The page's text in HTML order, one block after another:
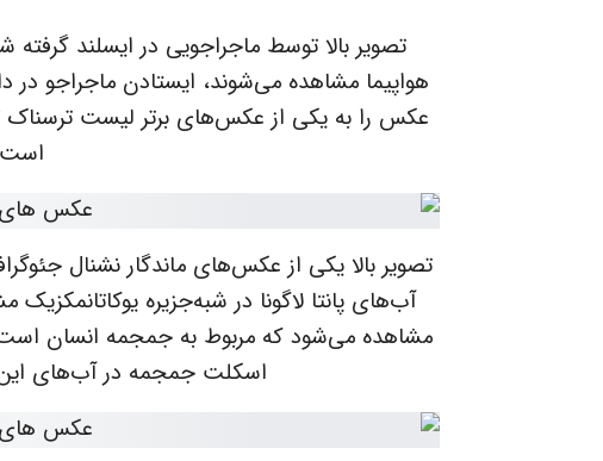
تصویر بالا توسط ماجراجویی در ایسلند
هواپیما مشاهده می‌شوند، ایستادن ماجراجو در
عکس را به یکی از عکس‌های برتر لیست ترسناک
تصویر بالا یکی از عکس‌های ماندگار نشنال
آب‌های پانتا لاگونا در شبه‌جزیره
مشاهده می‌شود که مربوط به جمجمه انسان
اسکلت جمجمه در آب‌های